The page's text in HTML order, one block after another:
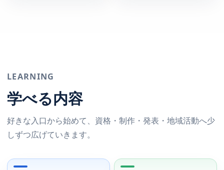
LEARNING
学べる内容
好きな入口から始めて、資格・制作・発表・地域活動へ少
しずつ広げていきます。